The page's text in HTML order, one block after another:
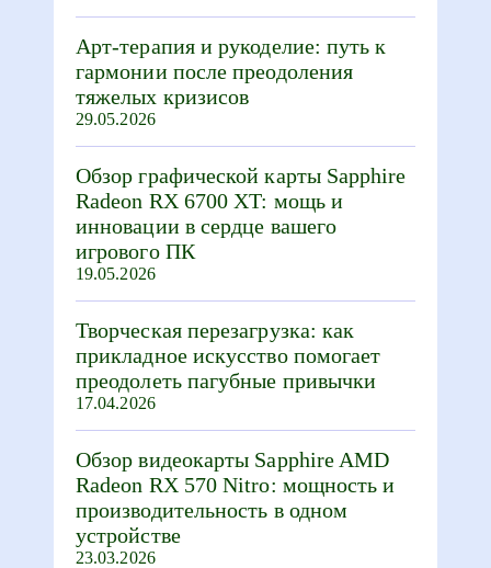
Арт-терапия и рукоделие: путь к
гармонии после преодоления
тяжелых кризисов
29.05.2026
Обзор графической карты Sapphire
Radeon RX 6700 XT: мощь и
инновации в сердце вашего
игрового ПК
19.05.2026
Творческая перезагрузка: как
прикладное искусство помогает
преодолеть пагубные привычки
17.04.2026
Обзор видеокарты Sapphire AMD
Radeon RX 570 Nitro: мощность и
производительность в одном
устройстве
23.03.2026